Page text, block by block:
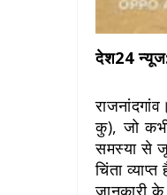
देश24
कु), जो
समस्या से
चिंता व्याप्त
जानकारी